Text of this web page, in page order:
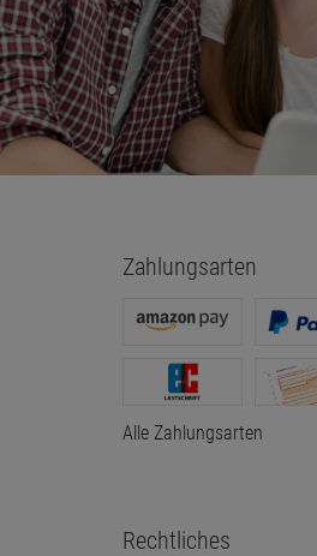
Zahlungsarten
Alle Zahlungsarten
Rechtliches